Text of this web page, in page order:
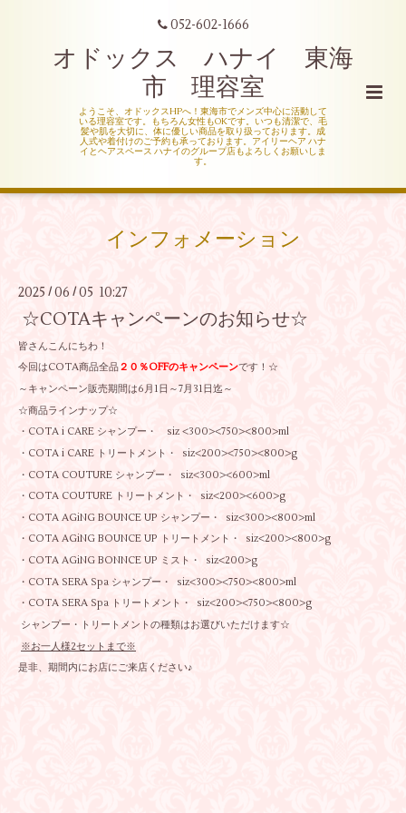
052-602-1666
オドックス ハナイ 東海
市 理容室
ようこそ、オドックスHPへ！東海市でメンズ中心に活動して
いる理容室です。もちろん女性もOKです。いつも清潔で、毛
髪や肌を大切に、体に優しい商品を取り扱っております。成
人式や着付けのご予約も承っております。アイリーヘア ハナ
イとヘアスペース ハナイのグループ店もよろしくお願いしま
す。
インフォメーション
2025 / 06 /05 10:27
☆COTAキャンペーンのお知らせ☆
皆さんこんにちわ！
今回はCOTA商品全品２０％OFFのキャンペーンです！☆
～キャンペーン販売期間は6月1日～7月31日迄～
☆商品ラインナップ☆
・COTA i CARE シャンプー・ siz <300><750><800>ml
・COTA i CARE トリートメント・ siz<200><750><800>g
・COTA COUTURE シャンプー・ siz<300><600>ml
・COTA COUTURE トリートメント・ siz<200><600>g
・COTA AGiNG BOUNCE UP シャンプー・ siz<300><800>ml
・COTA AGiNG BOUNCE UP トリートメント・ siz<200><800>g
・COTA AGiNG BONNCE UP ミスト・ siz<200>g
・COTA SERA Spa シャンプー・ siz<300><750><800>ml
・COTA SERA Spa トリートメント・ siz<200><750><800>g
シャンプー・トリートメントの種類はお選びいただけます☆
※お一人様2セットまで※
是非、期間内にお店にご来店ください♪